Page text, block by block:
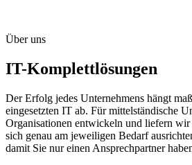
Über uns
IT-Komplettlösungen
Der Erfolg jedes Unternehmens hängt
eingesetzten IT ab. Für mittelständische
Organisationen entwickeln und liefern
sich genau am jeweiligen Bedarf
damit Sie nur einen Ansprechpartner